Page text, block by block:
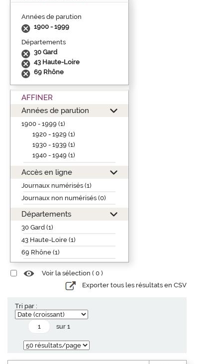
Années de parution
1900 - 1999
Départements
30 Gard
43 Haute-Loire
69 Rhône
AFFINER
Années de parution
1900 - 1999 (1)
1920 - 1929 (1)
1930 - 1939 (1)
1940 - 1949 (1)
Accès en ligne
Journaux numérisés (1)
Journaux non numérisés (0)
Départements
30 Gard (1)
43 Haute-Loire (1)
69 Rhône (1)
Voir la sélection ( 0 )
Exporter tous les résultats en CSV
Tri par :
sur 1